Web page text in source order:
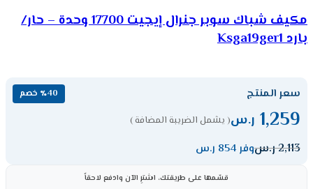
مكيف شباك سوبر جنرال إيجيت 17700 وحدة – حار/
بارد Ksga19ger1
سعر المنتج ٪40 خصم
1,259 ر.س( يشمل الضريبة المضافة )
2,113ر.سوفر 854 ر.س
قسّمها على طريقتك، اشترِ الآن وادفع لاحقاً